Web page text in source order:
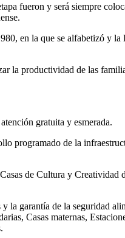
fueron y será siempre
en la que se alfabetizó y la
la productividad de las
gratuita y esmerada.
programado de la
de Cultura y Creatividad
la garantía de la seguridad
Casas maternas,